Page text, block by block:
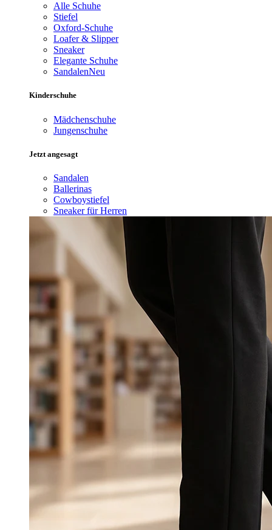
Alle Schuhe
Stiefel
Oxford-Schuhe
Loafer & Slipper
Sneaker
Elegante Schuhe
SandalenNeu
Kinderschuhe
Mädchenschuhe
Jungenschuhe
Jetzt angesagt
Sandalen
Ballerinas
Cowboystiefel
Sneaker für Herren